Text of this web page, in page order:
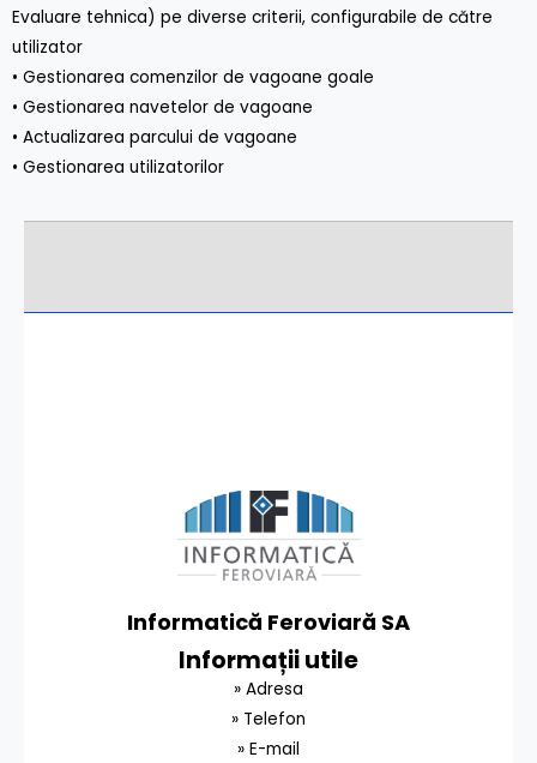
Evaluare tehnica) pe diverse criterii, configurabile de către
utilizator
• Gestionarea comenzilor de vagoane goale
• Gestionarea navetelor de vagoane
• Actualizarea parcului de vagoane
• Gestionarea utilizatorilor
Informatică Feroviară SA
Informații utile
» Adresa
» Telefon
» E-mail